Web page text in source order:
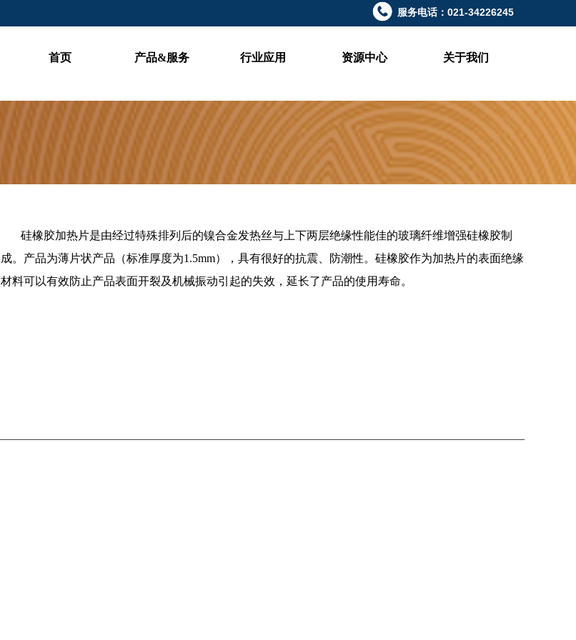
服务电话：021-34226245
首页 产品&服务 行业应用 资源中心 关于我们
硅橡胶加热片是由经过特殊排列后的镍合金发热丝与上下两层绝缘性能佳的玻璃纤维增强硅橡胶制
成。产品为薄片状产品（标准厚度为1.5mm），具有很好的抗震、防潮性。硅橡胶作为加热片的表面绝缘
材料可以有效防止产品表面开裂及机械振动引起的失效，延长了产品的使用寿命。